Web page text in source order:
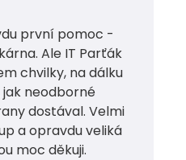
první pomoc -
Ale IT Parťák
chvilky, na dálku
jak neodborné
dostával. Velmi
a opravdu veliká
moc děkuji.